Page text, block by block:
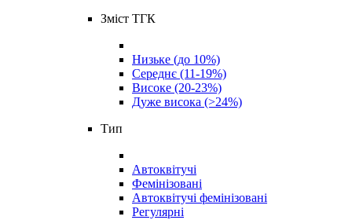
Зміст ТГК
Низьке (до 10%)
Середнє (11-19%)
Високе (20-23%)
Дуже висока (>24%)
Тип
Автоквітучі
Фемінізовані
Автоквітучі фемінізовані
Регулярні